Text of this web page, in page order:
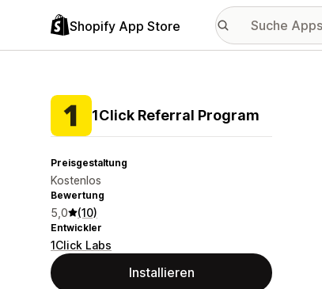
Shopify App Store
1Click Referral Program
Preisgestaltung
Kostenlos
Bewertung
5,0 (10)
Entwickler
1Click Labs
Installieren